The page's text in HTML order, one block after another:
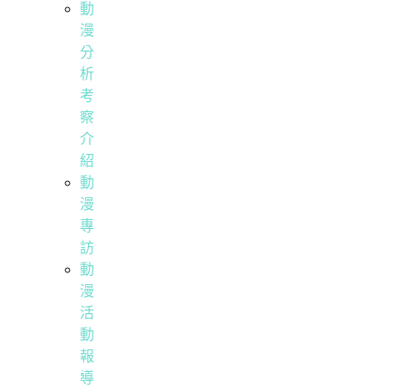
動
漫
分
析
考
察
介
紹
動
漫
專
訪
動
漫
活
動
報
導